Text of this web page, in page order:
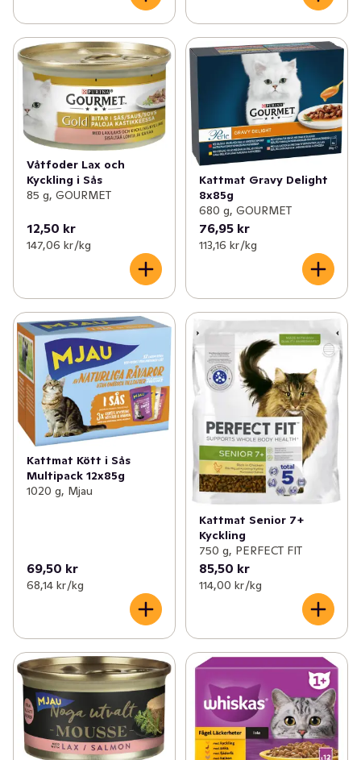
Våtfoder Lax och
Kyckling i Sås
85 g, GOURMET
12,50 kr
147,06 kr /kg
Kattmat Gravy Delight
8x85g
680 g, GOURMET
76,95 kr
113,16 kr /kg
Kattmat Kött i Sås
Multipack 12x85g
1020 g, Mjau
69,50 kr
68,14 kr /kg
Kattmat Senior 7+
Kyckling
750 g, PERFECT FIT
85,50 kr
114,00 kr /kg